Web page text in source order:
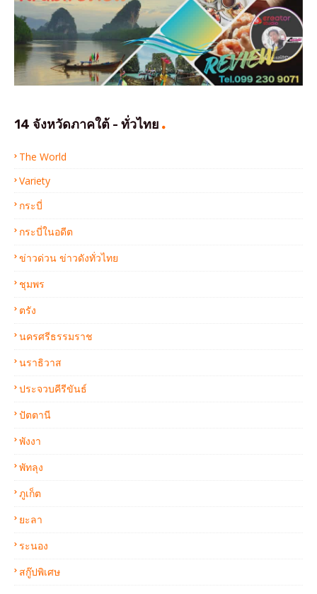
14 จังหวัดภาคใต้ - ทั่วไทย
The World
Variety
กระบี่
กระบี่ในอดีต
ข่าวด่วน ข่าวดังทั่วไทย
ชุมพร
ตรัง
นครศรีธรรมราช
นราธิวาส
ประจวบคีรีขันธ์
ปัตตานี
พังงา
พัทลุง
ภูเก็ต
ยะลา
ระนอง
สกู๊ปพิเศษ